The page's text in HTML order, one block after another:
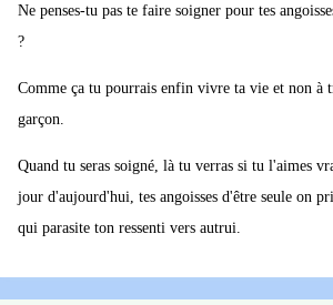
Ne penses-tu pas te faire soigner pour tes
?
Comme ça tu pourrais enfin vivre ta vie et non à
garçon.
Quand tu seras soigné, là tu verras si tu l'aimes
jour d'aujourd'hui, tes angoisses d'être seule on
qui parasite ton ressenti vers autrui.